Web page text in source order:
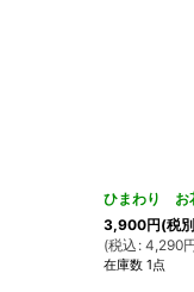
ひまわり お
3,900円(税
(税込 : 4,290
在庫数 1点